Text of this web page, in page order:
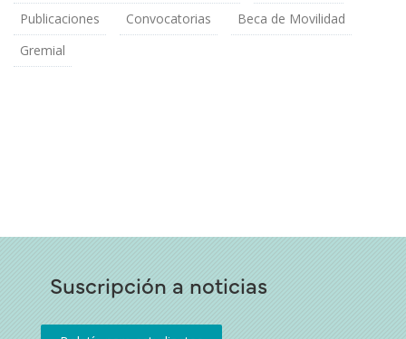
Publicaciones
Convocatorias
Beca de Movilidad
Gremial
Suscripción a noticias